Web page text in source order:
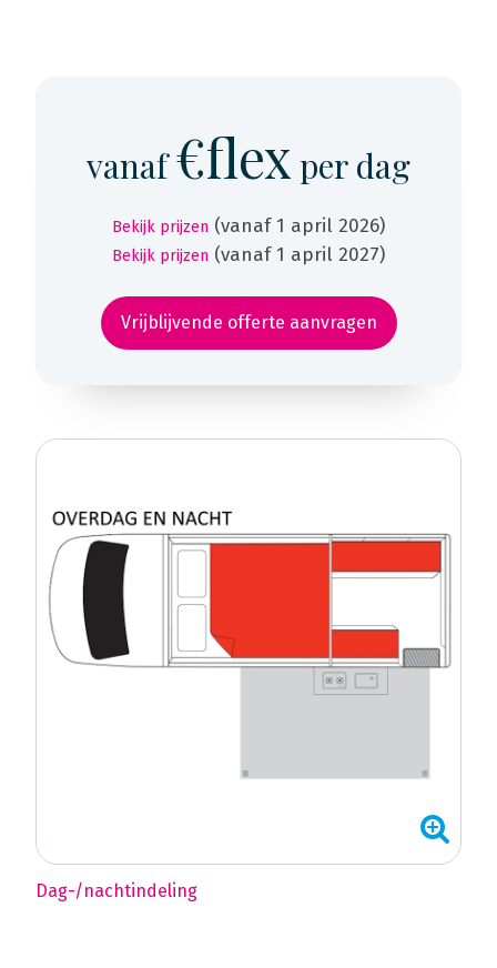
vanaf€flex per dag
Bekijk prijzen (vanaf 1 april 2026)
Bekijk prijzen (vanaf 1 april 2027)
Vrijblijvende offerte aanvragen
Dag-/nachtindeling